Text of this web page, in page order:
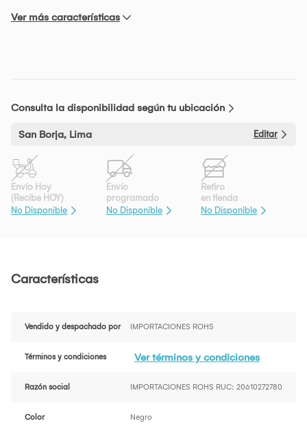
Ver más características
Consulta la disponibilidad según tu ubicación
San Borja, Lima Editar
Envío Hoy
(Recibe HOY)
No Disponible
Envío
programado
No Disponible
Retiro
en tienda
No Disponible
Características
Vendido y despachado por IMPORTACIONES ROHS
Términos y condiciones Ver términos y condiciones
Razón social IMPORTACIONES ROHS RUC: 20610272780
Color Negro